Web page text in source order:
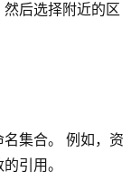
然后选择附近的区
集合。 例如，资
引用。